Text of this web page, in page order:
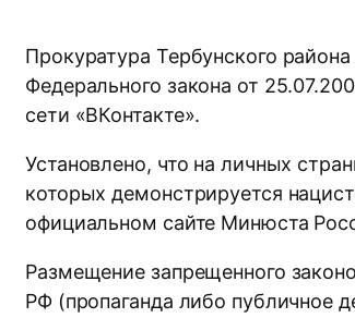
Прокуратура Тербунского
Федерального закона от
сети «ВКонтакте».
Установлено, что на личных
которых демонстрируется
официальном сайте Минюста
Размещение запрещенного
РФ (пропаганда либо публичное